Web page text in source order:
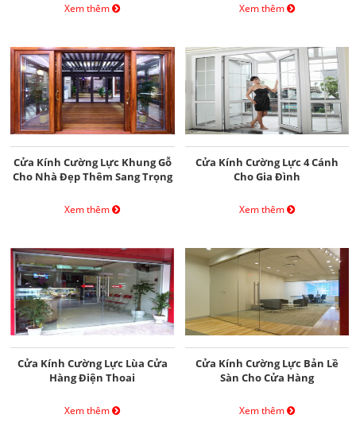
Xem thêm Xem thêm
Cửa Kính Cường Lực Khung Gỗ
Cho Nhà Đẹp Thêm Sang Trọng
Xem thêm
Cửa Kính Cường Lực 4 Cánh
Cho Gia Đình
Xem thêm
Cửa Kính Cường Lực Lùa Cửa
Hàng Điện Thoai
Xem thêm
Cửa Kính Cường Lực Bản Lề
Sàn Cho Cửa Hàng
Xem thêm